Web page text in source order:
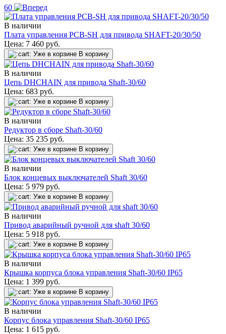
60
В наличии
Плата управления PCB-SH для привода SHAFT-20/30/50
Цена: 7 460 руб.
Уже в корзине В корзину
В наличии
Цепь DHCHAIN для привода Shaft-30/60
Цена: 683 руб.
Уже в корзине В корзину
В наличии
Редуктор в сборе Shaft-30/60
Цена: 35 235 руб.
Уже в корзине В корзину
В наличии
Блок концевых выключателей Shaft 30/60
Цена: 5 979 руб.
Уже в корзине В корзину
В наличии
Привод аварийный ручной для shaft 30/60
Цена: 5 918 руб.
Уже в корзине В корзину
В наличии
Крышка корпуса блока управления Shaft-30/60 IP65
Цена: 1 399 руб.
Уже в корзине В корзину
В наличии
Корпус блока управления Shaft-30/60 IP65
Цена: 1 615 руб.